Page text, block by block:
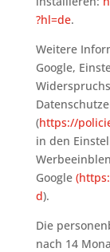
?hl=de.
Weitere
Google,
(https://
in den
Google
d).
Die
nach 14